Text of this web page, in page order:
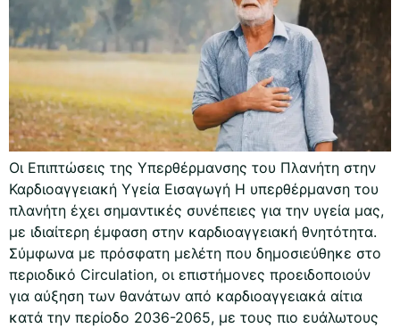
Οι Επιπτώσεις της Υπερθέρμανσης του Πλανήτη στην
Καρδιοαγγειακή Υγεία Εισαγωγή Η υπερθέρμανση του
πλανήτη έχει σημαντικές συνέπειες για την υγεία μας,
με ιδιαίτερη έμφαση στην καρδιοαγγειακή θνητότητα.
Σύμφωνα με πρόσφατη μελέτη που δημοσιεύθηκε στο
περιοδικό Circulation, οι επιστήμονες προειδοποιούν
για αύξηση των θανάτων από καρδιοαγγειακά αίτια
κατά την περίοδο 2036-2065, με τους πιο ευάλωτους